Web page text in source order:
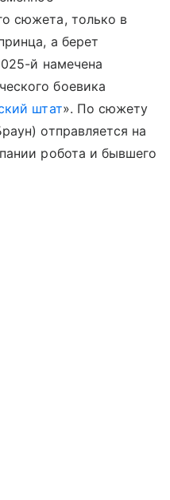
сюжета, только в
а берет
й намечена
боевика
штат». По сюжету
отправляется на
робота и бывшего